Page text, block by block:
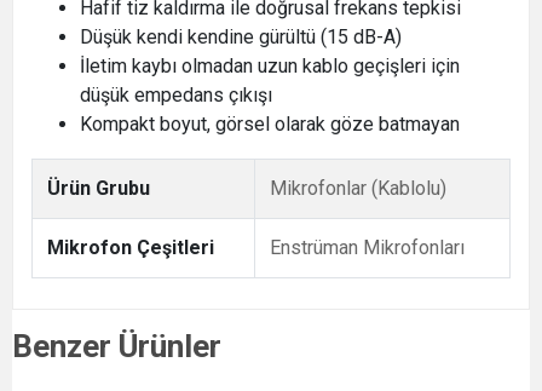
Hafif tiz kaldırma ile doğrusal frekans tepkisi
Düşük kendi kendine gürültü (15 dB-A)
İletim kaybı olmadan uzun kablo geçişleri için
düşük empedans çıkışı
Kompakt boyut, görsel olarak göze batmayan
Ürün Grubu Mikrofonlar (Kablolu)
Mikrofon Çeşitleri Enstrüman Mikrofonları
Benzer Ürünler